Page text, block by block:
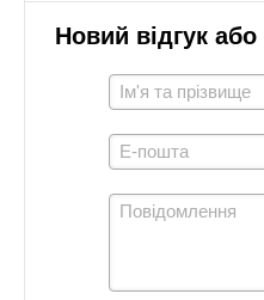
Новий відгук